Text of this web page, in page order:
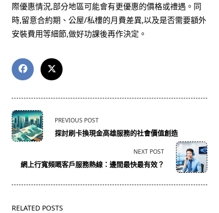
際優惠情況,部分地區可能會有更優惠的價格或禮遇。同
時,留意合約期、公屋/私樓的月費差異,以及是否需要額外
安裝費用等細節,做好功課後再作決定。
<span
class="nav-
subtitle
reader-
PREVIOUS POST
探討刷卡換現金高雄服務的社會價值創造
NEXT POST
網上行寬頻嘅客戶服務熱線：邊間最快最有效？
RELATED POSTS